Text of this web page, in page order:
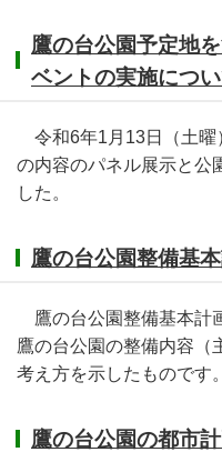
鷹の台公園予定地
ベントの実施につ
令和6年1月13日（土曜
の内容のパネル展示と公
した。
鷹の台公園整備基
鷹の台公園整備基本計
鷹の台公園の整備内容（
考え方を示したものです。
鷹の台公園の都市